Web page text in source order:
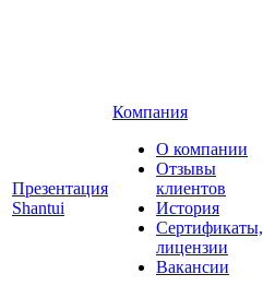
Презентация
Shantui
Компания
О компании
Отзывы
клиентов
История
Сертификаты,
лицензии
Вакансии